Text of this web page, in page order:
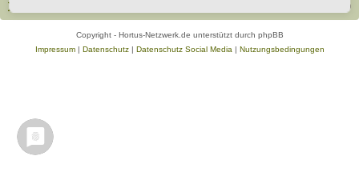
UTC+02:00
Copyright - Hortus-Netzwerk.de unterstützt durch phpBB
Impressum| Datenschutz| Datenschutz Social Media Nutzungsbedingungen